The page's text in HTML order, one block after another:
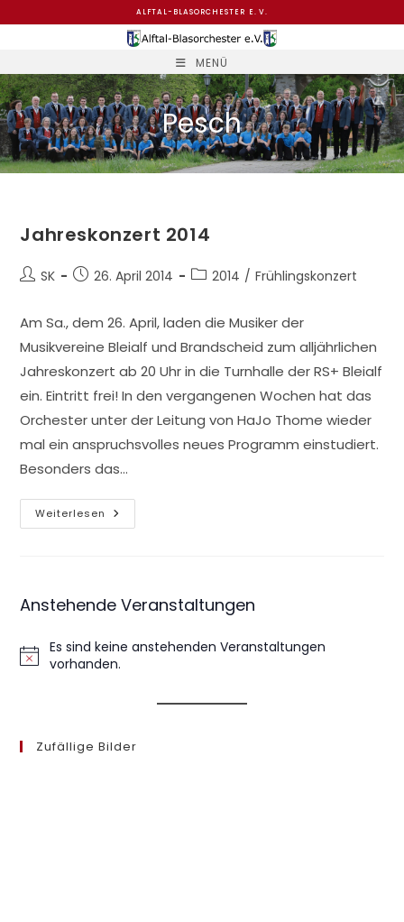
ALFTAL-BLASORCHESTER E. V.
MENÜ
Pesch
Jahreskonzert 2014
Beitrags-
SK
Beitrag26. April 2014
Beitrags-
2014 / Frühlingskonzert
Am Sa., dem 26. April, laden die Musiker der
Musikvereine Bleialf und Brandscheid zum alljährlichen
Jahreskonzert ab 20 Uhr in die Turnhalle der RS+ Bleialf
ein. Eintritt frei! In den vergangenen Wochen hat das
Orchester unter der Leitung von HaJo Thome wieder
mal ein anspruchsvolles neues Programm einstudiert.
Besonders das…
Weiterlesen Jahreskonzert
2014
Anstehende Veranstaltungen
H
i
Es sind keine anstehenden Veranstaltungen
vorhanden.
Zufällige Bilder